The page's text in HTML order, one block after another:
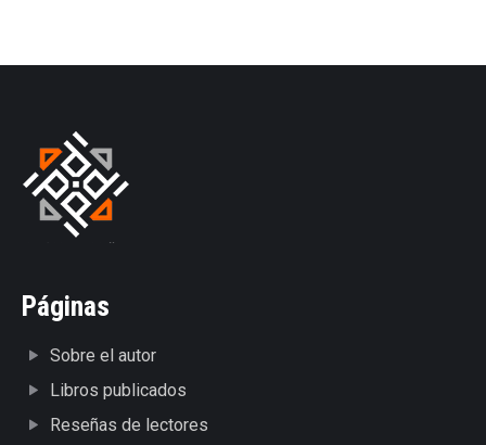
Páginas
Sobre el autor
Libros publicados
Reseñas de lectores